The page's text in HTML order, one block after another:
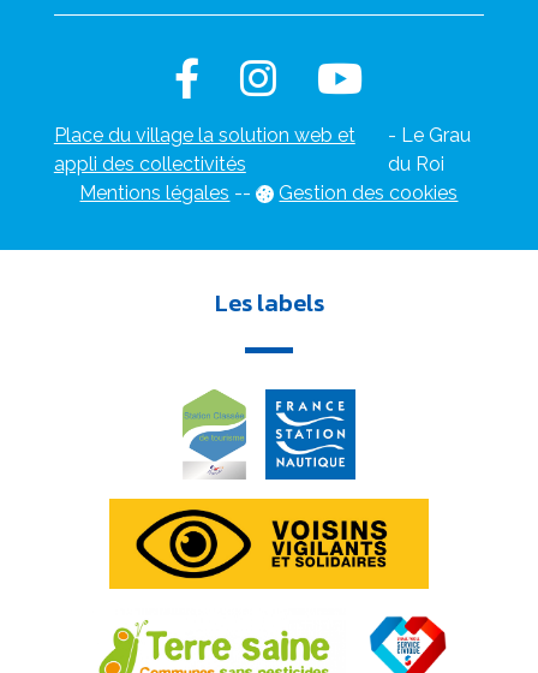
Place du village la solution web et
appli des collectivités
- Le Grau
du Roi
Mentions légales -- Gestion des cookies
Les labels